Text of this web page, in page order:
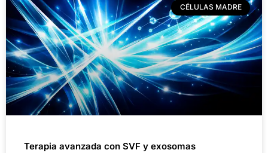
CÉLULAS MADRE
Terapia avanzada con SVF y exosomas